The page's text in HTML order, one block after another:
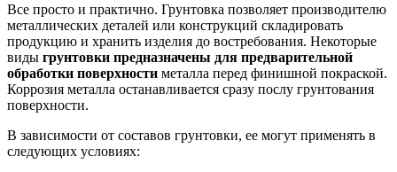
Все просто и практично. Грунтовка позволяет производителю
металлических деталей или конструкций складировать
продукцию и хранить изделия до востребования. Некоторые
виды грунтовки предназначены для предварительной
обработки поверхности металла перед финишной покраской.
Коррозия металла останавливается сразу послу грунтования
поверхности.
В зависимости от составов грунтовки, ее могут применять в
следующих условиях: